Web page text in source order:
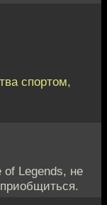
спортом,
Legends, не